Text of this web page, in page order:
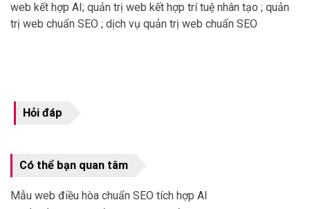
web kết hợp AI; quản trị web kết hợp trí tuệ nhân tạo ; quản
trị web chuẩn SEO ; dịch vụ quản trị web chuẩn SEO
Hỏi đáp
Có thể bạn quan tâm
Mẫu web điều hòa chuẩn SEO tích hợp AI